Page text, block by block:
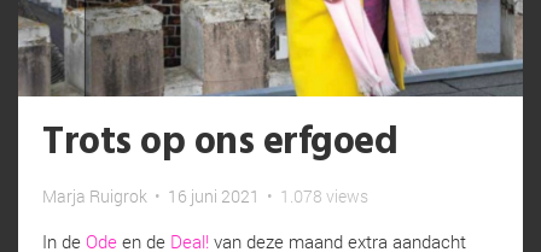
Trots op ons erfgoed
Marja Ruigrok • 16 juni 2021 • 1.078 views
In de Ode en de Deal! van deze maand extra aandacht